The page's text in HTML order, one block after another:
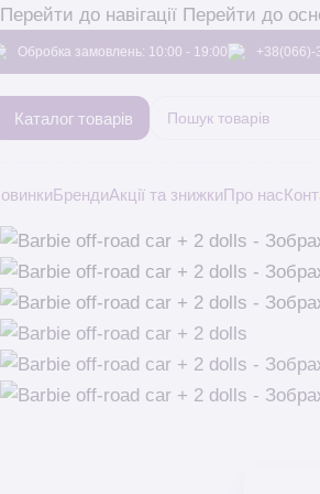
Перейти до навігації Перейти до
Обробка замовлень: 10:00 - 19:00 +38(066)-
Каталог товарів
БрендиАкції та знижкиПро нас